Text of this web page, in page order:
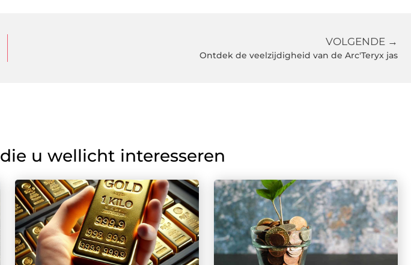
VOLGENDE →
Ontdek de veelzijdigheid van de Arc'Teryx jas
die u wellicht interesseren